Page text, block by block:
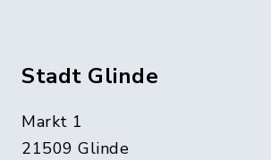
Stadt Glinde
Markt 1
21509 Glinde